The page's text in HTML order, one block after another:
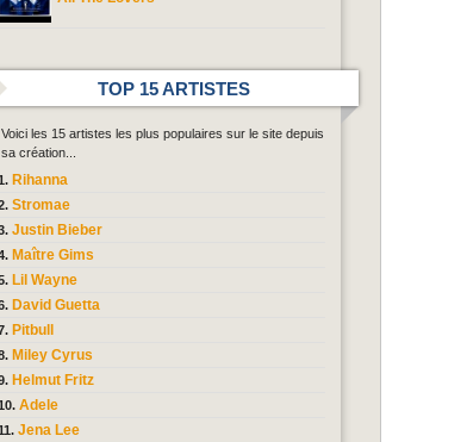
TOP 15 ARTISTES
Voici les 15 artistes les plus populaires sur le site depuis
sa création...
Rihanna
Stromae
Justin Bieber
Maître Gims
Lil Wayne
David Guetta
Pitbull
Miley Cyrus
Helmut Fritz
Adele
Jena Lee